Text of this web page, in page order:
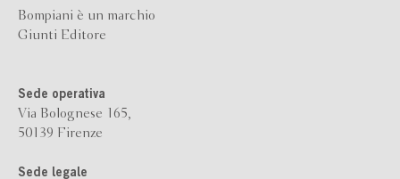
Bompiani è un marchio
Giunti Editore
Sede operativa
Via Bolognese 165,
50139 Firenze
Sede legale